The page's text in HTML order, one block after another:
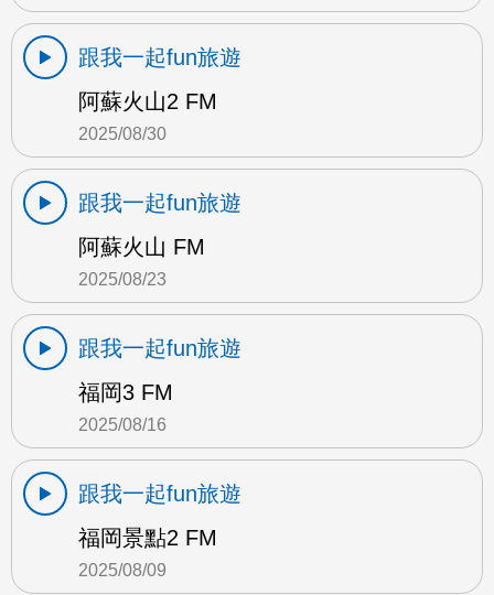
跟我一起fun旅遊
阿蘇火山2 FM
2025/08/30
跟我一起fun旅遊
阿蘇火山 FM
2025/08/23
跟我一起fun旅遊
福岡3 FM
2025/08/16
跟我一起fun旅遊
福岡景點2 FM
2025/08/09